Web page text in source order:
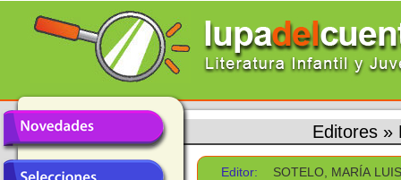
Editores »
Editor: SOTELO, MARÍA